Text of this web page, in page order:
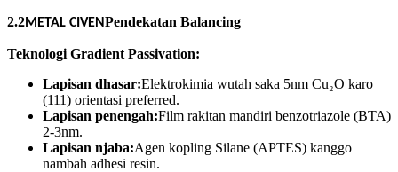
2.2METAL CIVENPendekatan Balancing
Teknologi Gradient Passivation:
Lapisan dhasar:Elektrokimia wutah saka 5nm Cu₂O karo
(111) orientasi preferred.
Lapisan penengah:Film rakitan mandiri benzotriazole (BTA)
2-3nm.
Lapisan njaba:Agen kopling Silane (APTES) kanggo
nambah adhesi resin.